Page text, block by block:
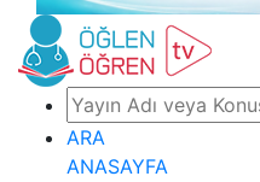
ARA
ANASAYFA